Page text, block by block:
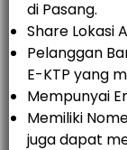
di Pasang.
Share Lokasi
Pelanggan
E-KTP yang
Mempunyai
Memiliki
juga dapat